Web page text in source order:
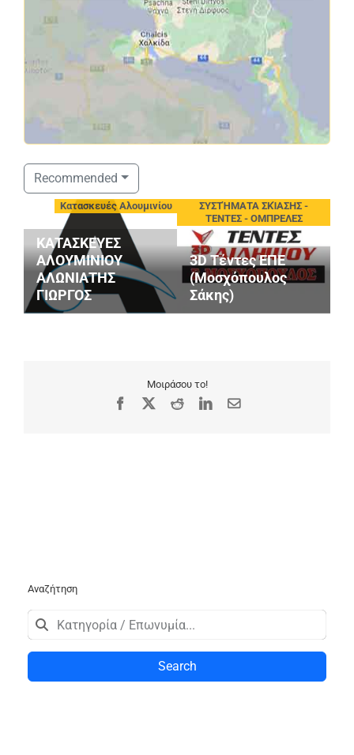
Recommended
Κατασκευές Αλουμινίου
ΚΑΤΑΣΚΕΥΕΣ
ΑΛΟΥΜΙΝΙΟΥ
ΑΛΩΝΙΑΤΗΣ
ΓΙΩΡΓΟΣ
ΣΥΣΤΉΜΑΤΑ ΣΚΊΑΣΗΣ -
ΤΕΝΤΕΣ - ΟΜΠΡΕΛΕΣ
3D Τέντες ΕΠΕ
(Μοσχόπουλος
Σάκης)
Μοιράσου το!
Facebook RedditLinkedIn
Email
Αναζήτηση
Search